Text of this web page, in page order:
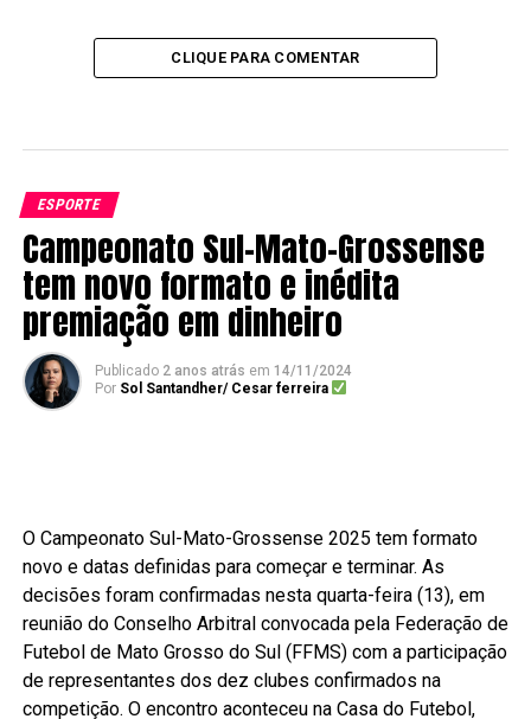
CLIQUE PARA COMENTAR
ESPORTE
Campeonato Sul-Mato-Grossense
tem novo formato e inédita
premiação em dinheiro
Publicado 2 anos atrás em 14/11/2024
Por Sol Santandher/ Cesar ferreira
O Campeonato Sul-Mato-Grossense 2025 tem formato
novo e datas definidas para começar e terminar. As
decisões foram confirmadas nesta quarta-feira (13), em
reunião do Conselho Arbitral convocada pela Federação de
Futebol de Mato Grosso do Sul (FFMS) com a participação
de representantes dos dez clubes confirmados na
competição. O encontro aconteceu na Casa do Futebol,